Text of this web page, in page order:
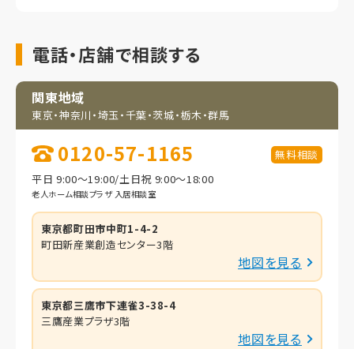
電話・店舗で相談する
関東地域
東京・神奈川・埼玉・千葉・茨城・栃木・群馬
0120-57-1165
無料相談
平日 9:00～19:00/土日祝 9:00～18:00
老人ホーム相談プラザ 入居相談室
東京都町田市中町1-4-2
町田新産業創造センター3階
地図を見る
東京都三鷹市下連雀3-38-4
三鷹産業プラザ3階
地図を見る